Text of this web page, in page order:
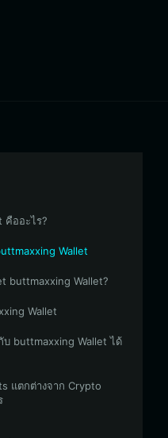
คืออะไร?
Wallet
buttmaxxing Wallet?
Wallet
buttmaxxing Wallet ได้
แตกต่างจาก Crypto